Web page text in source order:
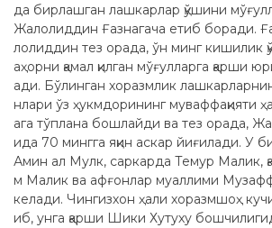
да бирлашган лашкарлар қўшини
Жалолиддин Ғазнагача етиб боради.
лолиддин тез орада, ўн минг кишилик
аҳорни қамал қилган мўғулларга қарши
ади. Бўлинган хоразмлик
нлари ўз ҳукмдорининг муваффақияти
ага тўплана бошлайди ва тез орада,
ида 70 мингга яқин аскар йиғилади. У
Амин ал Мулк, саркарда Темур Малик,
м Малик ва афғонлар муаллими
келади. Чингизхон ҳали хоразмшоҳ
иб, унга қарши Шики Хутуху